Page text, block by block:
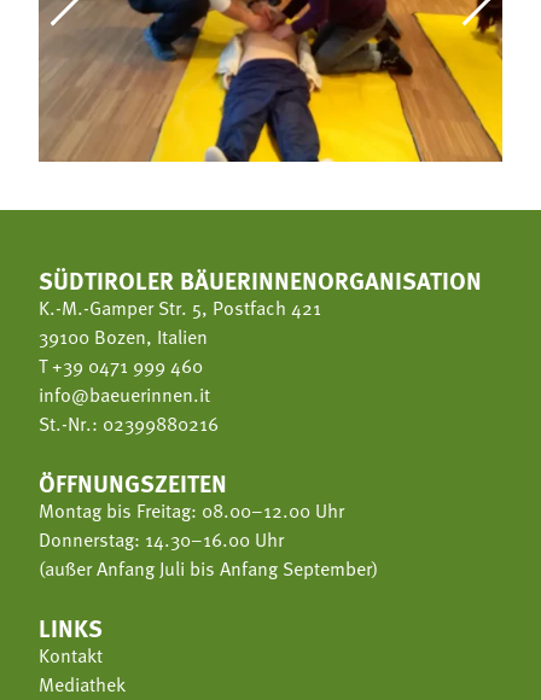
SÜDTIROLER BÄUERINNENORGANISATION
K.-M.-Gamper Str. 5, Postfach 421
39100 Bozen, Italien
T+39 0471 999 460
info@baeuerinnen.it
St.-Nr.: 02399880216
ÖFFNUNGSZEITEN
Montag bis Freitag: 08.00–12.00 Uhr
Donnerstag: 14.30–16.00 Uhr
(außer Anfang Juli bis Anfang September)
LINKS
Kontakt
Mediathek